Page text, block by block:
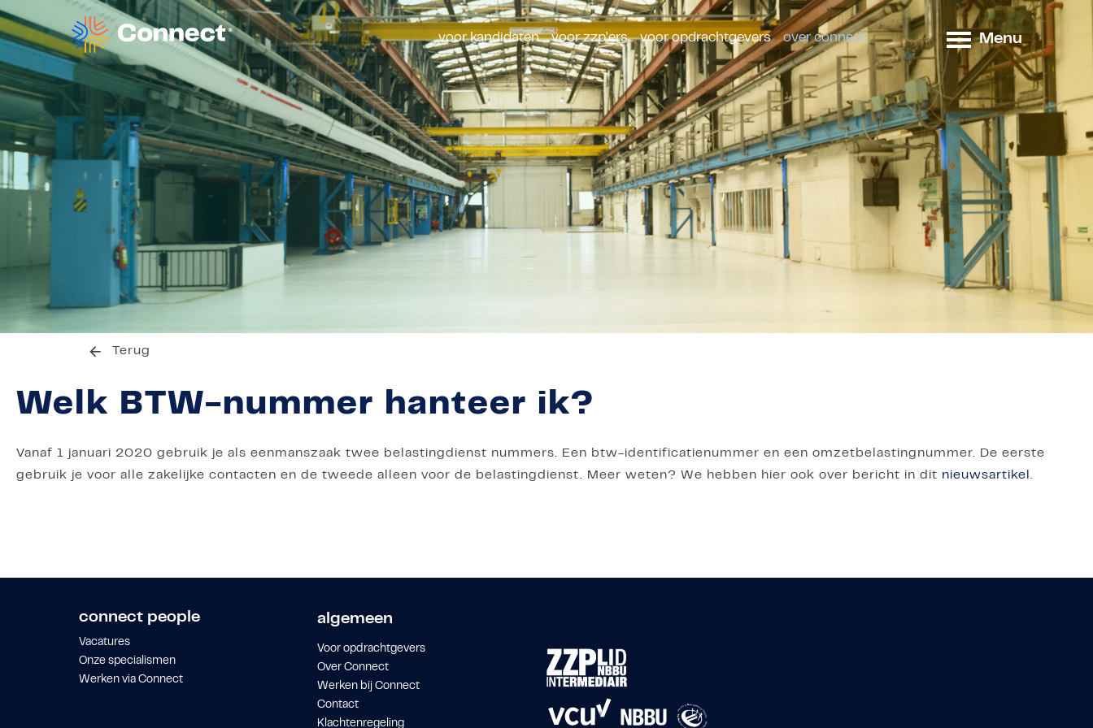
voor kandidaten voor zzp'ers voor opdrachtgevers over connect Menu
Terug
Welk BTW-nummer hanteer ik?
Vanaf 1 januari 2020 gebruik je als eenmanszaak twee belastingdienst nummers. Een btw-identificatienummer en een omzetbelastingnummer. De eerste
gebruik je voor alle zakelijke contacten en de tweede alleen voor de belastingdienst. Meer weten? We hebben hier ook over bericht in dit nieuwsartikel
connect people
Vacatures
Onze specialismen
Werken via Connect
algemeen
Voor opdrachtgevers
Over Connect
Werken bij Connect
Contact
Klachtenregeling